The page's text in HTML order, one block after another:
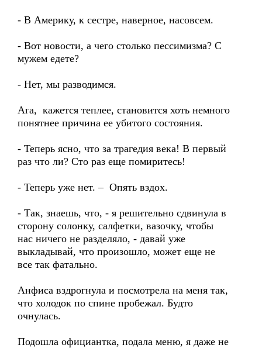
- В Америку, к сестре, наверное, насовсем.
- Вот новости, а чего столько пессимизма? С
мужем едете?
- Нет, мы разводимся.
Ага, кажется теплее, становится хоть немного
понятнее причина ее убитого состояния.
- Теперь ясно, что за трагедия века! В первый
раз что ли? Сто раз еще помиритесь!
- Теперь уже нет. – Опять вздох.
- Так, знаешь, что, - я решительно сдвинула в
сторону солонку, салфетки, вазочку, чтобы
нас ничего не разделяло, - давай уже
выкладывай, что произошло, может еще не
все так фатально.
Анфиса вздрогнула и посмотрела на меня так,
что холодок по спине пробежал. Будто
очнулась.
Подошла официантка, подала меню, я даже не